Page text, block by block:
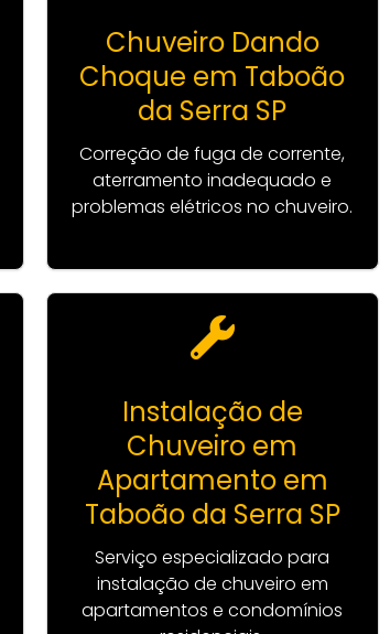
Chuveiro Dando
Choque em Taboão
da Serra SP
Correção de fuga de corrente,
aterramento inadequado e
problemas elétricos no chuveiro.
Instalação de
Chuveiro em
Apartamento em
Taboão da Serra SP
Serviço especializado para
instalação de chuveiro em
apartamentos e condomínios